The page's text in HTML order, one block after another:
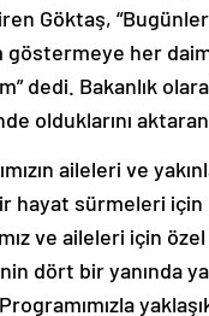
Göktaş,
her
dedi. Bakanlık
olduklarını
aileleri ve
hayat sürmeleri için
ve aileleri için
dört bir yanında